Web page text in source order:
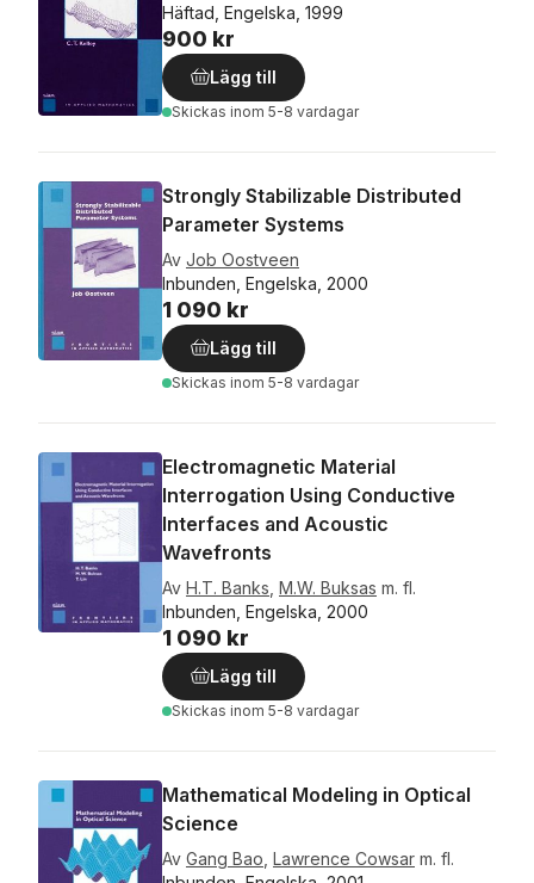
Häftad, Engelska, 1999
900 kr
Lägg till
Skickas inom 5-8 vardagar
Strongly Stabilizable Distributed
Parameter Systems
Av Job Oostveen
Inbunden, Engelska, 2000
1 090 kr
Lägg till
Skickas inom 5-8 vardagar
Electromagnetic Material
Interrogation Using Conductive
Interfaces and Acoustic
Wavefronts
Av H.T. Banks M.W. Buksas m. fl.
Inbunden, Engelska, 2000
1 090 kr
Lägg till
Skickas inom 5-8 vardagar
Mathematical Modeling in Optical
Science
Av Gang Bao Lawrence Cowsar m. fl.